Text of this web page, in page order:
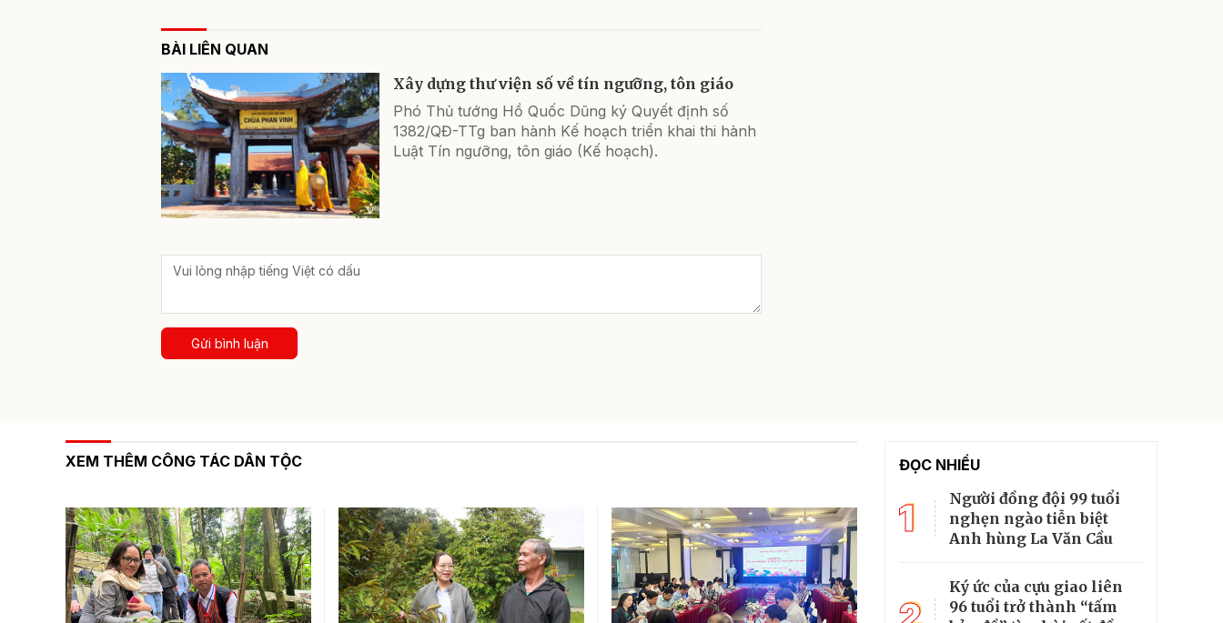
BÀI LIÊN QUAN
Xây dựng thư viện số về tín ngưỡng, tôn giáo
Phó Thủ tướng Hồ Quốc Dũng ký Quyết định số
1382/QĐ-TTg ban hành Kế hoạch triển khai thi hành
Luật Tín ngưỡng, tôn giáo (Kế hoạch).
Gửi bình luận
XEM THÊM CÔNG TÁC DÂN TỘC ĐỌC NHIỀU
1
Người đồng đội 99 tuổi
nghẹn ngào tiễn biệt
Anh hùng La Văn Cầu
Ký ức của cựu giao liên
96 tuổi trở thành “tấm